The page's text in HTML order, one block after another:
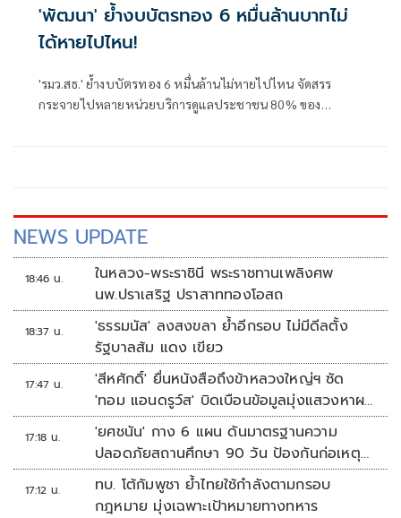
'พัฒนา' ย้ำงบบัตรทอง 6 หมื่นล้านบาทไม่
ได้หายไปไหน!
'รมว.สธ.' ย้ำงบบัตรทอง 6 หมื่นล้านไม่หายไปไหน จัดสรร
กระจายไปหลายหน่วยบริการดูแลประชาชน 80% ของ
NEWS UPDATE
18:46 น.
ในหลวง-พระราชินี พระราชทานเพลิงศพ
นพ.ปราเสริฐ ปราสาททองโอสถ
18:37 น.
'ธรรมนัส' ลงสงขลา ย้ำอีกรอบ ไม่มีดีลตั้ง
รัฐบาลส้ม แดง เขียว
17:47 น.
'สีหศักดิ์' ยื่นหนังสือถึงข้าหลวงใหญ่ฯ ซัด
'ทอม แอนดรูว์ส' บิดเบือนข้อมูลมุ่งแสวงหาผล
ประโยชน์ทางการเมือง
17:18 น.
'ยศชนัน' กาง 6 แผน ดันมาตรฐานความ
ปลอดภัยสถานศึกษา 90 วัน ป้องกันก่อเหตุ
รุนแรง
17:12 น.
ทบ. โต้กัมพูชา ย้ำไทยใช้กำลังตามกรอบ
กฎหมาย มุ่งเฉพาะเป้าหมายทางทหาร